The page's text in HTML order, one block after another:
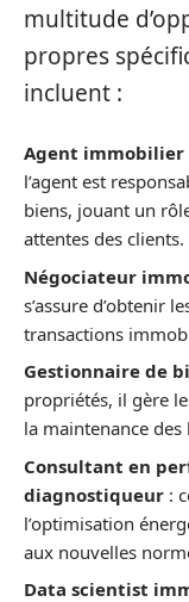
multitude
propres
incluent :
Agent immobilier
l’agent est
biens, jouant un
attentes des clients.
Négociateur
s’assure d’obtenir
transactions
Gestionnaire de
propriétés, il gère
la maintenance des
Consultant en
diagnostiqueur :
l’optimisation
aux nouvelles
Data scientist